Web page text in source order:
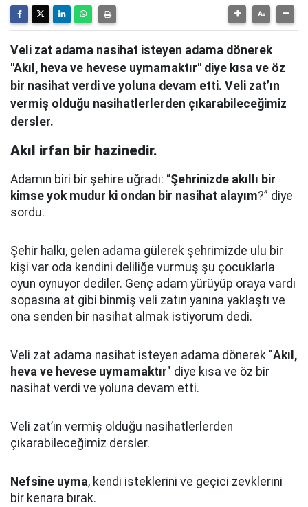
Veli zat adama nasihat isteyen adama dönerek
"Akıl, heva ve hevese uymamaktır" diye kısa ve öz
bir nasihat verdi ve yoluna devam etti. Veli zat’ın
vermiş olduğu nasihatlerlerden çıkarabileceğimiz
dersler.
Akıl irfan bir hazinedir.
Adamın biri bir şehire uğradı: “Şehrinizde akıllı bir
kimse yok mudur ki ondan bir nasihat alayım?” diye
sordu.
Şehir halkı, gelen adama gülerek şehrimizde ulu bir
kişi var oda kendini deliliğe vurmuş şu çocuklarla
oyun oynuyor dediler. Genç adam yürüyüp oraya vardı
sopasına at gibi binmiş veli zatın yanına yaklaştı ve
ona senden bir nasihat almak istiyorum dedi.
Veli zat adama nasihat isteyen adama dönerek "Akıl,
heva ve hevese uymamaktır" diye kısa ve öz bir
nasihat verdi ve yoluna devam etti.
Veli zat’ın vermiş olduğu nasihatlerlerden
çıkarabileceğimiz dersler.
Nefsine uyma, kendi isteklerini ve geçici zevklerini
bir kenara bırak.